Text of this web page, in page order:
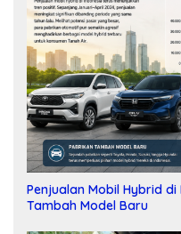
Penjualan Mobil Hybrid
Tambah Model Baru